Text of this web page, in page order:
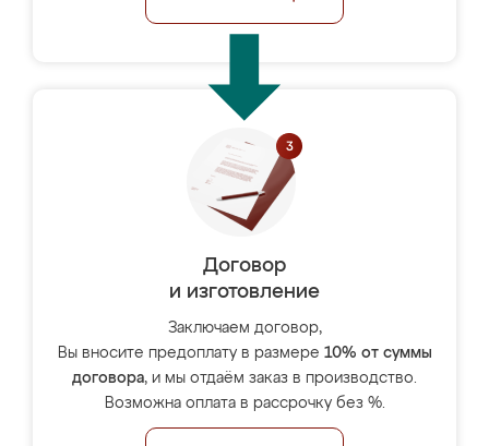
Договор
и изготовление
Заключаем договор,
Вы вносите предоплату в размере 10% от суммы
договора, и мы отдаём заказ в производство.
Возможна оплата в рассрочку без %.